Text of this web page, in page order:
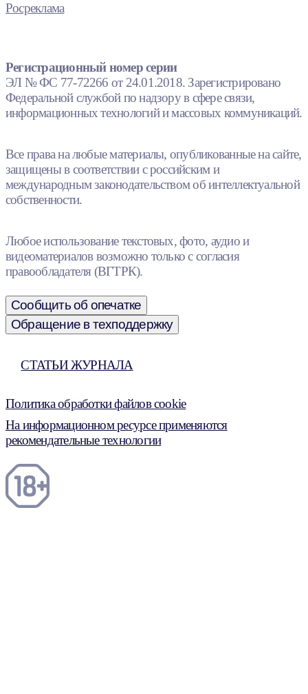
Росреклама
Регистрационный номер серии
ЭЛ № ФС 77-72266 от 24.01.2018. Зарегистрировано
Федеральной службой по надзору в сфере связи,
информационных технологий и массовых коммуникаций.
Все права на любые материалы, опубликованные на сайте,
защищены в соответствии с российским и
международным законодательством об интеллектуальной
собственности.
Любое использование текстовых, фото, аудио и
видеоматериалов возможно только с согласия
правообладателя (ВГТРК).
Сообщить об опечатке
Обращение в техподдержку
СТАТЬИ ЖУРНАЛА
Политика обработки файлов cookie
На информационном ресурсе применяются
рекомендательные технологии